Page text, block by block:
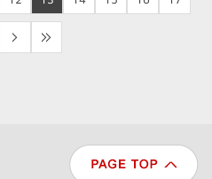
> >>